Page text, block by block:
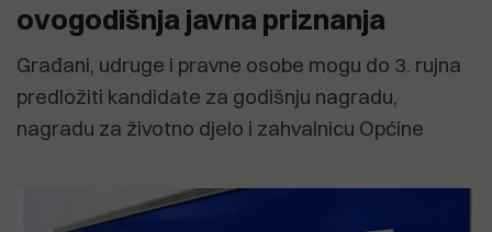
ovogodišnja javna priznanja
Građani, udruge i pravne osobe mogu do 3. rujna
predložiti kandidate za godišnju nagradu,
nagradu za životno djelo i zahvalnicu Općine